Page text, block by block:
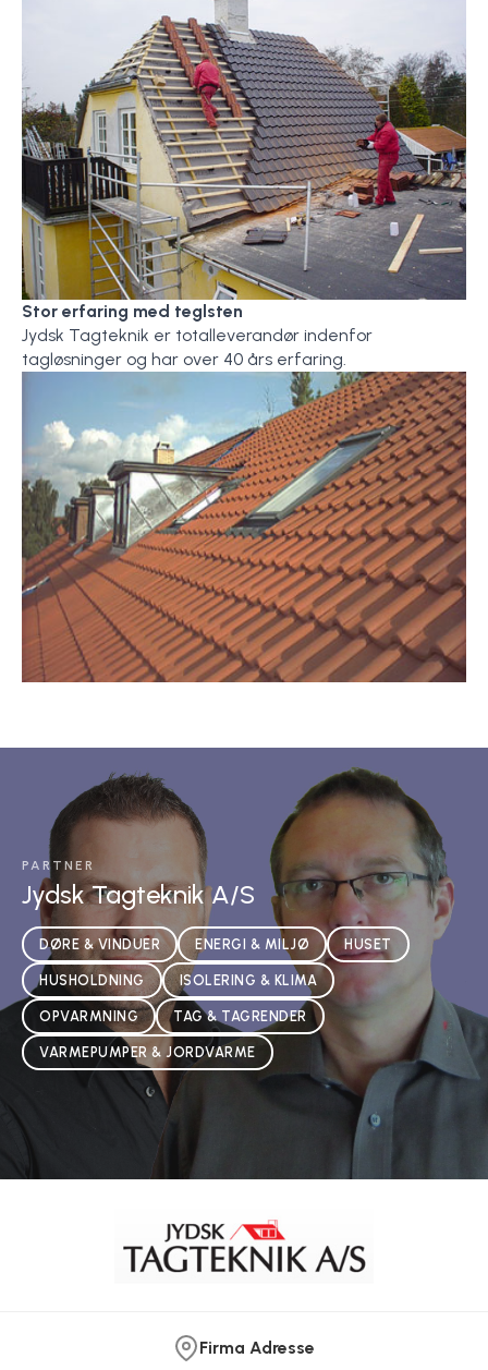
Stor erfaring med teglsten
Jydsk Tagteknik er totalleverandør indenfor
tagløsninger og har over 40 års erfaring.
PARTNER
Jydsk Tagteknik A/S
DØRE & VINDUER ENERGI & MILJØ HUSET
HUSHOLDNING ISOLERING & KLIMA
OPVARMNING TAG & TAGRENDER
VARMEPUMPER & JORDVARME
Firma Adresse